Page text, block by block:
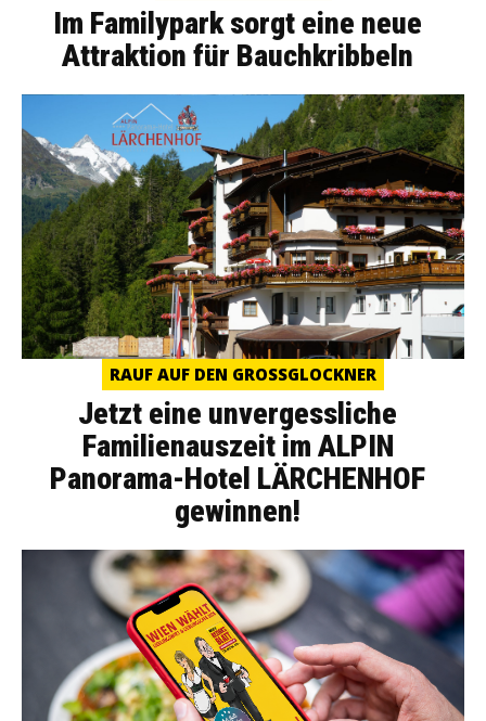
Im Familypark sorgt eine neue
Attraktion für Bauchkribbeln
RAUF AUF DEN GROSSGLOCKNER
Jetzt eine unvergessliche
Familienauszeit im ALPIN
Panorama-Hotel LÄRCHENHOF
gewinnen!